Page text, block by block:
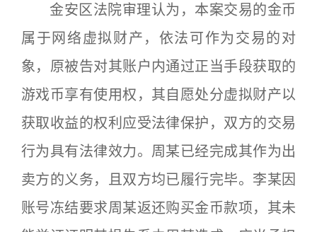
金安区法院审理认为，本案交易的金币
属于网络虚拟财产，依法可作为交易的对
象，原被告对其账户内通过正当手段获取的
游戏币享有使用权，其自愿处分虚拟财产以
获取收益的权利应受法律保护，双方的交易
行为具有法律效力。周某已经完成其作为出
卖方的义务，且双方均已履行完毕。李某因
账号冻结要求周某返还购买金币款项，其未